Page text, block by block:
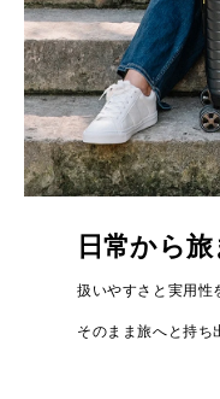
日常から
扱いやすさと実用性
そのまま旅へと持ち